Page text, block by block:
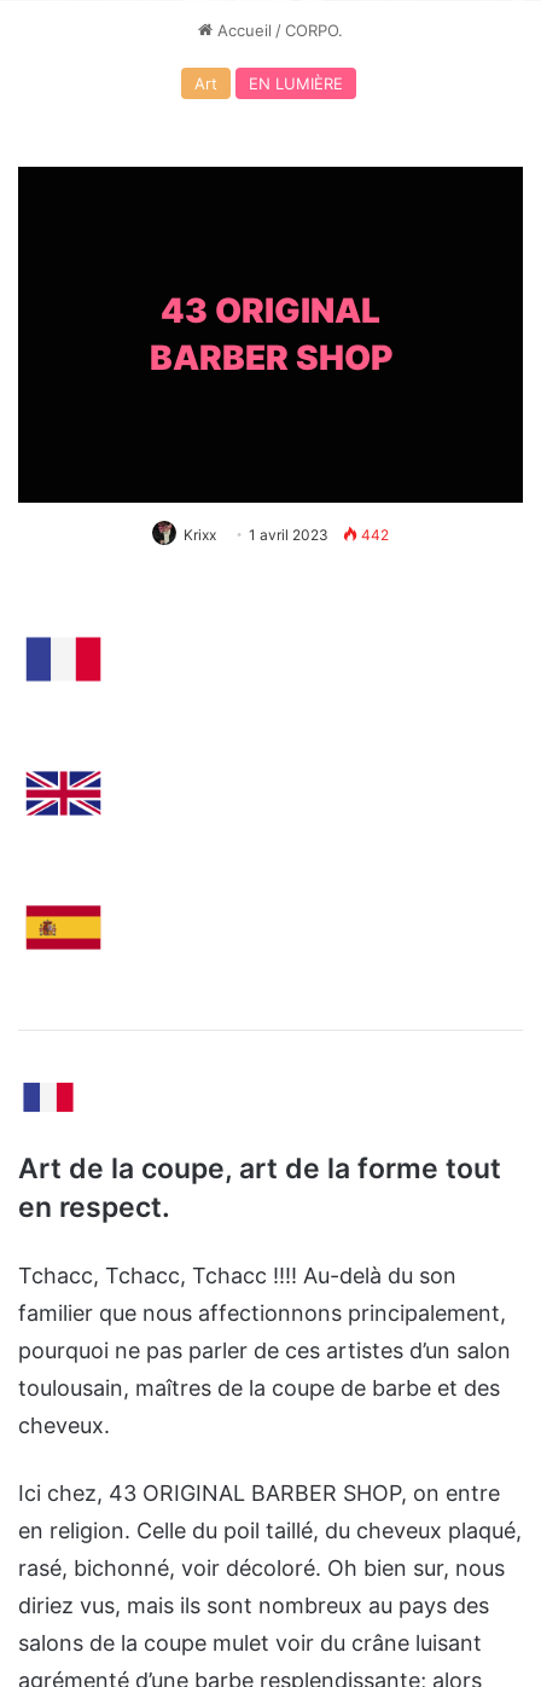
Accueil /CORPO.
Art EN LUMIÈRE
43 ORIGINAL
BARBER SHOP
Krixx 1 avril 2023 442
Art de la coupe, art de la forme tout
en respect.
Tchacc, Tchacc, Tchacc !!!! Au-delà du son
familier que nous affectionnons principalement,
pourquoi ne pas parler de ces artistes d’un salon
toulousain, maîtres de la coupe de barbe et des
cheveux.
Ici chez, 43 ORIGINAL BARBER SHOP, on entre
en religion. Celle du poil taillé, du cheveux plaqué,
rasé, bichonné, voir décoloré. Oh bien sur, nous
diriez vus, mais ils sont nombreux au pays des
salons de la coupe mulet voir du crâne luisant
agrémenté d’une barbe resplendissante; alors